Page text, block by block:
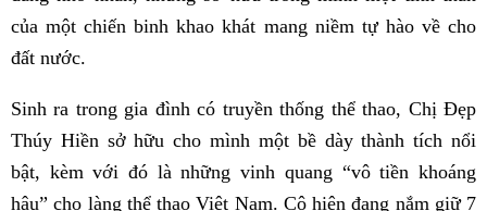
của một chiến binh khao khát mang niềm tự hào về cho
đất nước.
Sinh ra trong gia đình có truyền thống thể thao, Chị Đẹp
Thúy Hiền sở hữu cho mình một bề dày thành tích nổi
bật, kèm với đó là những vinh quang “vô tiền khoáng
hậu” cho làng thể thao Việt Nam. Cô hiện đang nắm giữ 7